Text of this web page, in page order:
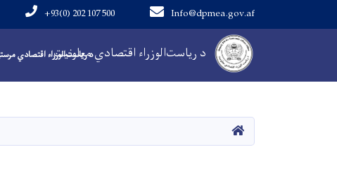
د ریاست‌الوزراء اقتصادي معاونیت
Info@dpmea.gov.af
+93(0) 202 107 500
Main Navigation
د ریاست‌الوزراء اقتصادي
کور